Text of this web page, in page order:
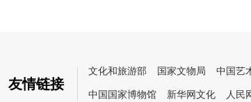
友情链接
文化和旅游部 国家文物局 中国艺
中国国家博物馆 新华网文化 人民